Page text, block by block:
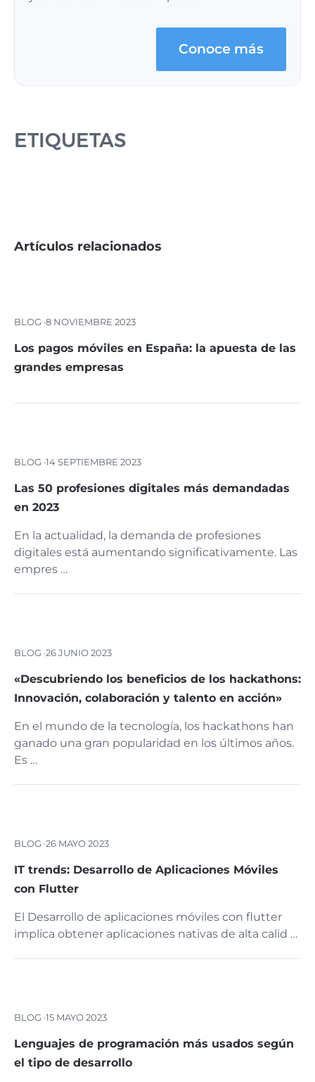
Conoce más
ETIQUETAS
Artículos relacionados
BLOG ·8 NOVIEMBRE 2023
Los pagos móviles en España: la apuesta de las
grandes empresas
BLOG ·14 SEPTIEMBRE 2023
Las 50 profesiones digitales más demandadas
en 2023
En la actualidad, la demanda de profesiones
digitales está aumentando significativamente. Las
empres …
BLOG ·26 JUNIO 2023
«Descubriendo los beneficios de los hackathons:
Innovación, colaboración y talento en acción»
En el mundo de la tecnología, los hackathons han
ganado una gran popularidad en los últimos años.
Es …
BLOG ·26 MAYO 2023
IT trends: Desarrollo de Aplicaciones Móviles
con Flutter
El Desarrollo de aplicaciones móviles con flutter
implica obtener aplicaciones nativas de alta calid …
BLOG ·15 MAYO 2023
Lenguajes de programación más usados según
el tipo de desarrollo